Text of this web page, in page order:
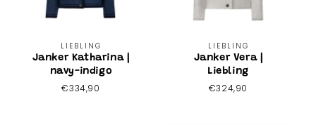
Anbieter:
LIEBLING
Janker Katharina |
navy-indigo
Normaler
€334,90
Anbieter:
LIEBLING
Janker Vera |
Liebling
Normaler
€324,90